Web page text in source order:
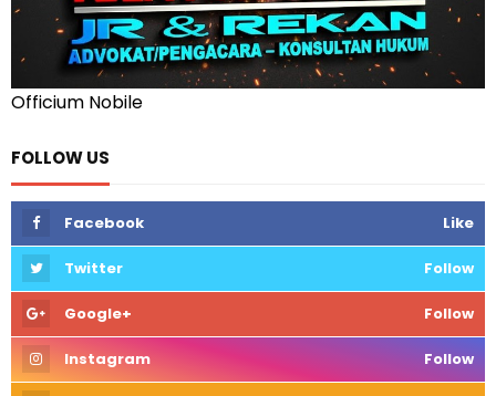
Officium Nobile
FOLLOW US
Facebook Like
Twitter Follow
Google+ Follow
Instagram Follow